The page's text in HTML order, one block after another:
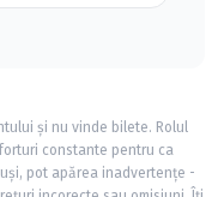
și nu vinde bilete. Rolul
constante pentru ca
pot apărea inadvertențe -